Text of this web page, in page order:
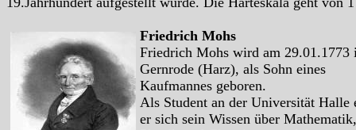
Friedrich Mohs
Friedrich Mohs wird am 29.01.1773
Gernrode (Harz), als Sohn eines
Kaufmannes geboren.
Als Student an der Universität Halle
er sich sein Wissen über Mathematik,